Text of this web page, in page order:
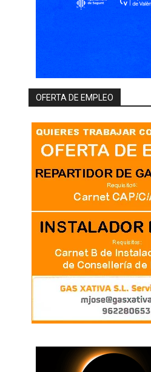
OFERTA DE EMPLEO